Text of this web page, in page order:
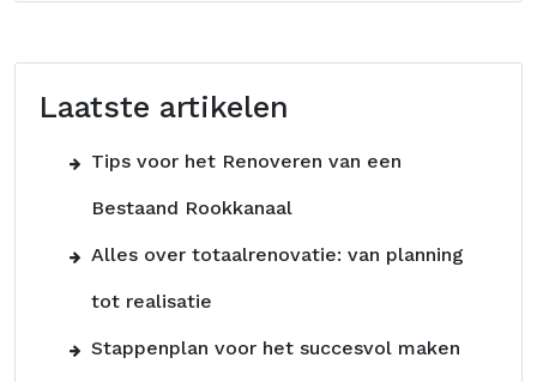
Laatste artikelen
Tips voor het Renoveren van een
Bestaand Rookkanaal
Alles over totaalrenovatie: van planning
tot realisatie
Stappenplan voor het succesvol maken